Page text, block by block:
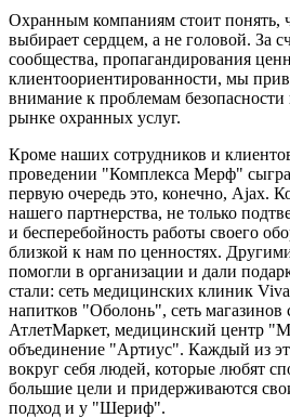
Охранным компаниям стоит понять,
выбирает сердцем, а не головой. За
сообщества, пропагандирования
клиентоориентированности, мы
внимание к проблемам
рынке охранных услуг.
Кроме наших сотрудников и
проведении "Комплекса Мерф"
первую очередь это, конечно, Ajax.
нашего партнерства, не только
и бесперебойность работы своего
близкой к нам по ценностях.
помогли в организации и дали
стали: сеть медицинских клиник
напитков "Оболонь", сеть магазинов
АтлетМаркет, медицинский центр
объединение "Артиус". Каждый из
вокруг себя людей, которые любят
большие цели и придерживаются
подход и у "Шериф".